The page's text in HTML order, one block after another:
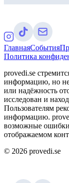
ГлавнаяСобытия
Политика
provedi.se
информацию, но не
или надёжность
исследован и
Пользователям
информацию.
возможные
отображаемом
© 2026 provedi.se